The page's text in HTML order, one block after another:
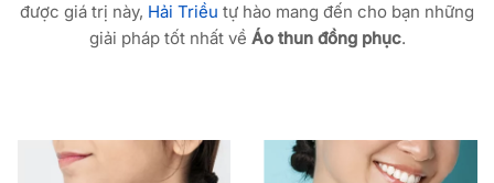
được giá trị này, Hải Triều tự hào mang đến cho bạn những
giải pháp tốt nhất về Áo thun đồng phục.